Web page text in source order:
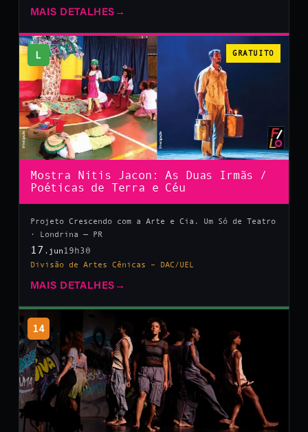
MAIS DETALHES →
L GRATUITO
Mostra Nitis Jacon: As Duas Irmãs /
Poéticas de Terra e Céu
Projeto Crescendo com a Arte e Cia. Um Só de Teatro
· Londrina — PR
17 .jun 19h30
Divisão de Artes Cênicas – DAC/UEL
MAIS DETALHES →
14